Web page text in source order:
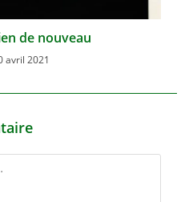
de nouveau
avril 2021